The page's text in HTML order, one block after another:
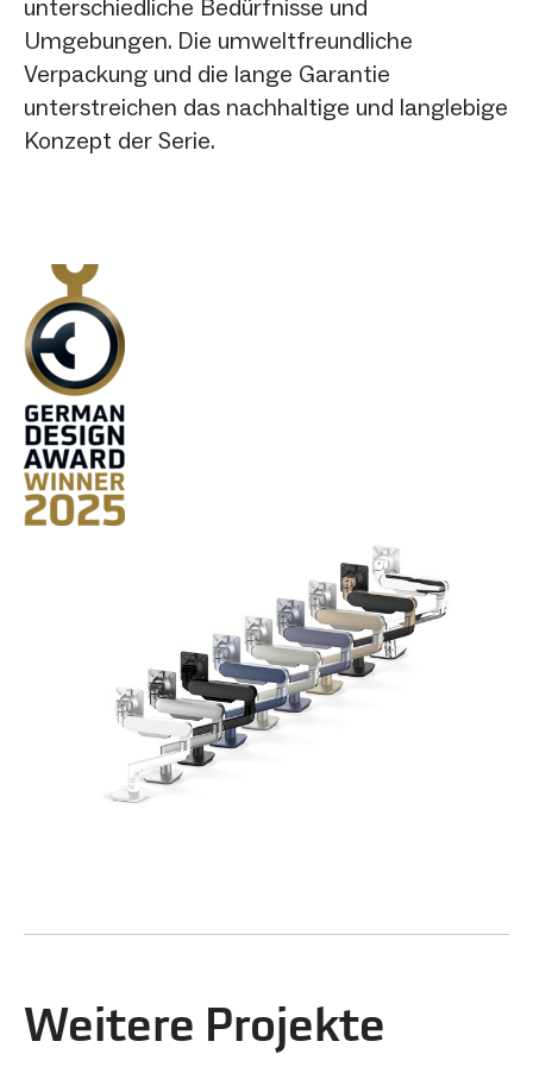
unterschiedliche Bedürfnisse und
Umgebungen. Die umweltfreundliche
Verpackung und die lange Garantie
unterstreichen das nachhaltige und langlebige
Konzept der Serie.
Weitere Projekte